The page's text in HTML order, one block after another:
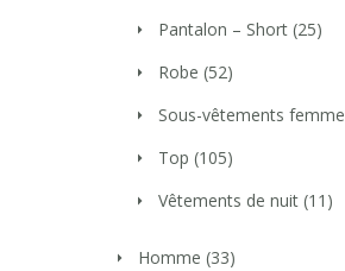
Pantalon – Short (25)
Robe (52)
Sous-vêtements femme
Top (105)
Vêtements de nuit (11)
Homme (33)